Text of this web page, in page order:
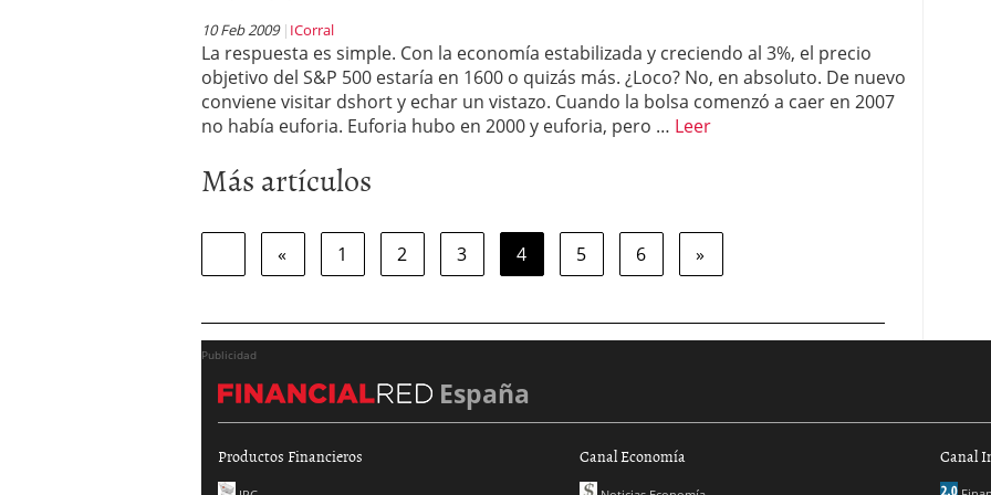
10 Feb 2009 ICorral
La respuesta es simple. Con la economía estabilizada y creciendo al 3%, el precio
objetivo del S&P 500 estaría en 1600 o quizás más. ¿Loco? No, en absoluto. De nuevo
conviene visitar dshort y echar un vistazo. Cuando la bolsa comenzó a caer en 2007
no había euforia. Euforia hubo en 2000 y euforia, pero … Leer
Más artículos
« 1 2 3 4 5 6 »
Publicidad
España
Productos Financieros Canal Economía Canal